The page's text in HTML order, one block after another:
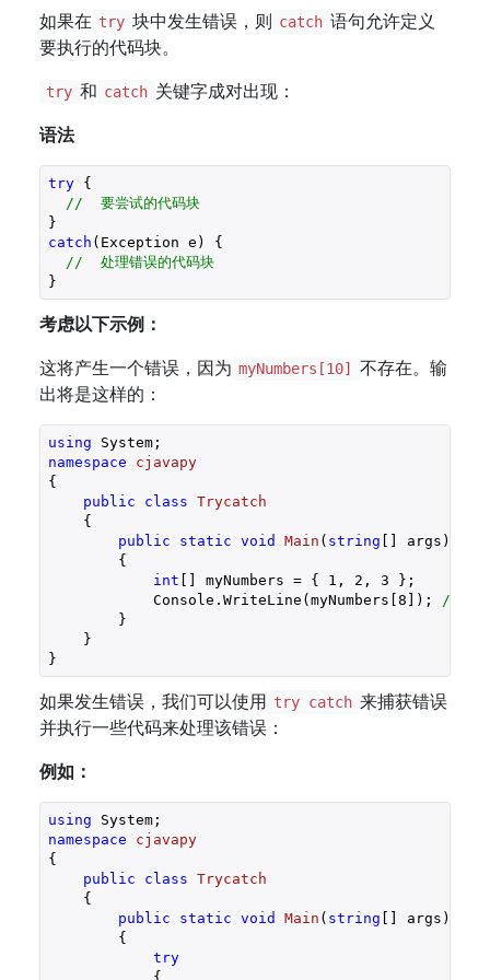
如果在 try 块中发生错误，则 catch 语句允许定义
要执行的代码块。
try 和 catch 关键字成对出现：
语法
try {
//  要尝试的代码块
catch (Exception e) {
//  处理错误的代码块
考虑以下示例：
这将产生一个错误，因为 myNumbers[10]
不存在。输
出将是这样的：
using
namespace
cjavapy
{
public
class Trycatch
    {
public
static void Main ( string [] args )
{
int [] myNumbers = { 1 , 2 , 3 };
            Console.WriteLine(myNumbers[
8 ]);
// 不
        }
    }
}
如果发生错误，我们可以使用 try catch 来捕获错误
并执行一些代码来处理该错误：
例如：
using
namespace
cjavapy
{
public
class Trycatch
    {
public
static void Main ( string [] args )
{
try
            {